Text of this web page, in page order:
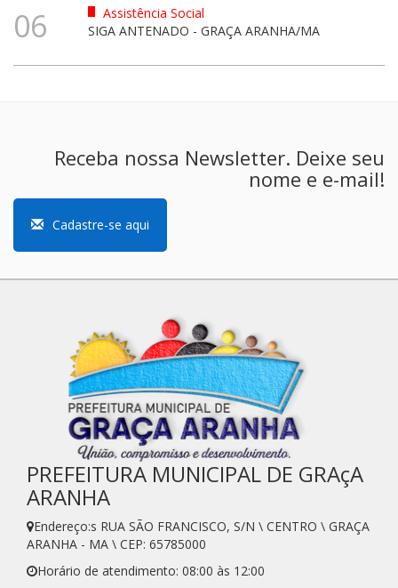
06
Assistência Social
SIGA ANTENADO - GRAÇA ARANHA/MA
Receba nossa Newsletter. Deixe seu
nome e e-mail!
Cadastre-se aqui
PREFEITURA MUNICIPAL DE GRAçA
ARANHA
Endereço:s RUA SÃO FRANCISCO, S/N \ CENTRO \ GRAÇA
ARANHA - MA \ CEP: 65785000
Horário de atendimento: 08:00 às 12:00